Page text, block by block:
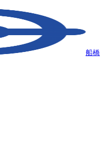
船橋